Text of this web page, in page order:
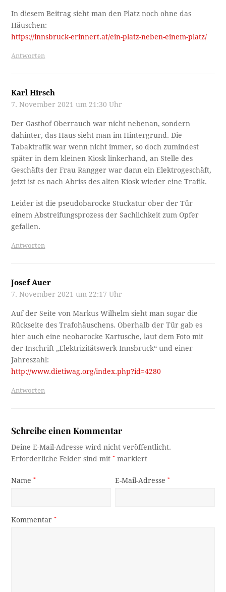
In diesem Beitrag sieht man den Platz noch ohne das
Häuschen:
https://innsbruck-erinnert.at/ein-platz-neben-einem-platz/
Antworten
Karl Hirsch
7. November 2021 um 21:30 Uhr
Der Gasthof Oberrauch war nicht nebenan, sondern
dahinter, das Haus sieht man im Hintergrund. Die
Tabaktrafik war wenn nicht immer, so doch zumindest
später in dem kleinen Kiosk linkerhand, an Stelle des
Geschäfts der Frau Rangger war dann ein Elektrogeschäft,
jetzt ist es nach Abriss des alten Kiosk wieder eine Trafik.
Leider ist die pseudobarocke Stuckatur ober der Tür
einem Abstreifungsprozess der Sachlichkeit zum Opfer
gefallen.
Antworten
Josef Auer
7. November 2021 um 22:17 Uhr
Auf der Seite von Markus Wilhelm sieht man sogar die
Rückseite des Trafohäuschens. Oberhalb der Tür gab es
hier auch eine neobarocke Kartusche, laut dem Foto mit
der Inschrift „Elektrizitätswerk Innsbruck“ und einer
Jahreszahl:
http://www.dietiwag.org/index.php?id=4280
Antworten
Schreibe einen Kommentar
Deine E-Mail-Adresse wird nicht veröffentlicht.
Erforderliche Felder sind mit* markiert
Name* E-Mail-Adresse*
Kommentar*